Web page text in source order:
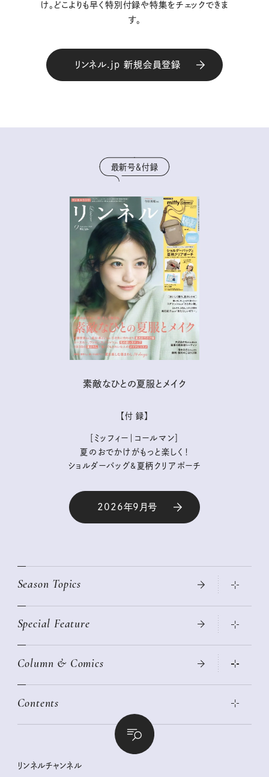
け。どこよりも早く特別付録や特集をチェックできま
す。
リンネル.jp 新規会員登録
最新号＆付録
素敵なひとの夏服とメイク
【付 録】
［ミッフィー｜コールマン］
夏のおでかけがもっと楽しく！
ショルダーバッグ&夏柄クリアポーチ
2026年9月号
Season Topics
真夏のひんやりグッズ 2026
ニトリ・イケア・無印良品で賢くおしゃれなインテリア
絶品、お餅レシピ大集合！
世界のサンタさんに会って来た！
クラフトビール案内
Special Feature
2026年春夏 トレンドファッションニュース
女子旅おすすめスポット 暮らすように心地いいリンネル旅ガイ
幸せな老後のための リンネルマネー講座
私の住むまち、好きな場所。LOCAL LIFE REPORT
リンネル 暮らしの道具大賞
Column & Comics
ぐれいさん
明日もいい日になりますように
清水みさとの食いしんぼう寄り道サウナ
Contents
リンネルおしゃれファッションスナップ
リンネル暮らし部
リンネルチャンネル